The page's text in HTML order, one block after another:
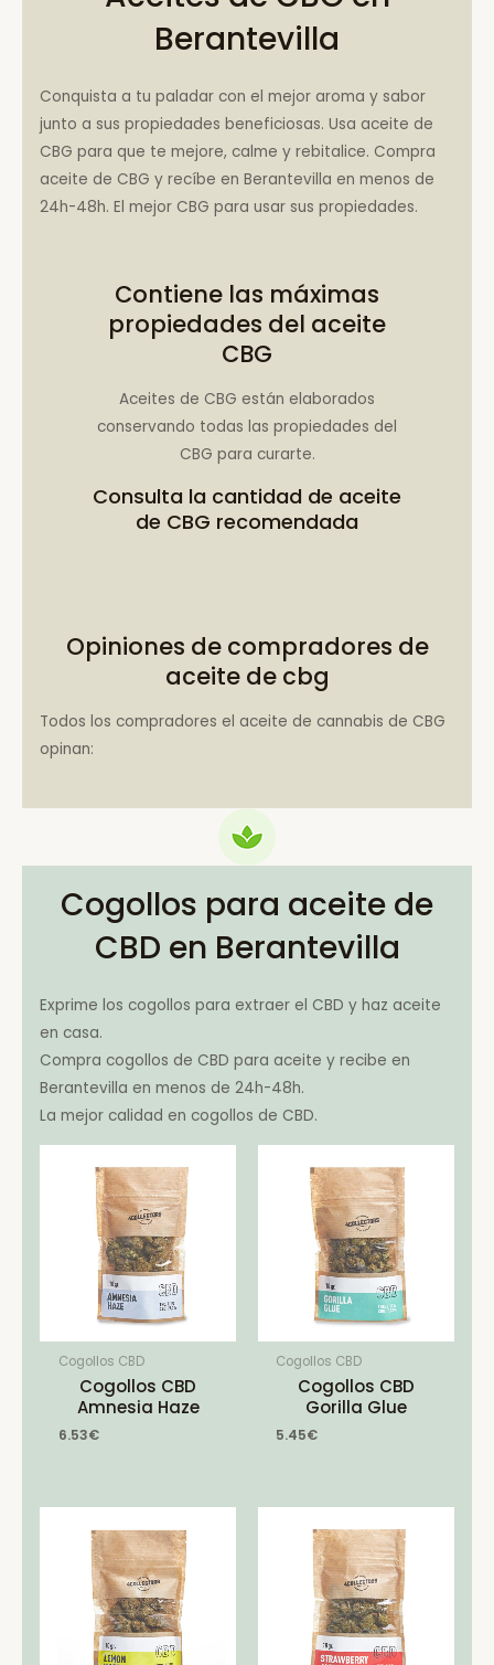
Berantevilla
Conquista a tu paladar con el mejor aroma y sabor
junto a sus propiedades beneficiosas. Usa aceite de
CBG para que te mejore, calme y rebitalice. Compra
aceite de CBG y recíbe en Berantevilla en menos de
24h-48h. El mejor CBG para usar sus propiedades.
Contiene las máximas
propiedades del aceite
CBG
Aceites de CBG están elaborados
conservando todas las propiedades del
CBG para curarte.
Consulta la cantidad de aceite
de CBG recomendada
Opiniones de compradores de
aceite de cbg
Todos los compradores el aceite de cannabis de CBG
opinan:
Cogollos para aceite de
CBD en Berantevilla
Exprime los cogollos para extraer el CBD y haz aceite
en casa.
Compra cogollos de CBD para aceite y recibe en
Berantevilla en menos de 24h-48h.
La mejor calidad en cogollos de CBD.
Cogollos CBD
Cogollos CBD
Amnesia Haze
6.53€
Cogollos CBD
Cogollos CBD
Gorilla Glue
5.45€